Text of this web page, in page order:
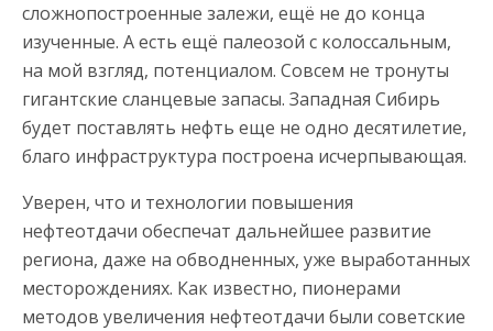
сложнопостроенные залежи, ещё не до конца
изученные. А есть ещё палеозой с колоссальным,
на мой взгляд, потенциалом. Совсем не тронуты
гигантские сланцевые запасы. Западная Сибирь
будет поставлять нефть еще не одно десятилетие,
благо инфраструктура построена исчерпывающая.
Уверен, что и технологии повышения
нефтеотдачи обеспечат дальнейшее развитие
региона, даже на обводненных, уже выработанных
месторождениях. Как известно, пионерами
методов увеличения нефтеотдачи были советские